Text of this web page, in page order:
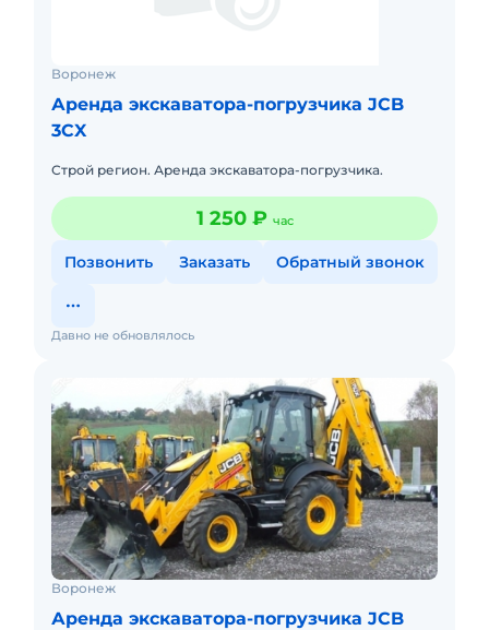
Воронеж
Аренда экскаватора-погрузчика JCB
3CX
Строй регион. Аренда экскаватора-погрузчика.
1 250 ₽ час
Позвонить Заказать Обратный звонок
Давно не обновлялось
Воронеж
Аренда экскаватора-погрузчика JCB